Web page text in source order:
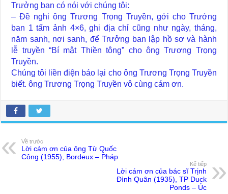
Trưởng ban có nói với chúng tôi:
– Đề nghi ông Trương Trọng Truyền, gởi cho Trưởng
ban 1 tấm ảnh 4×6, ghi địa chỉ cũng như ngày, tháng,
năm sanh, nơi sanh, để Trưởng ban lập hồ sơ và hành
lễ truyền “Bí mật Thiền tông” cho ông Trương Trọng
Truyền.
Chúng tôi liền điện báo lại cho ông Trương Trọng Truyền
biết. ông Trương Trọng Truyền vô cùng cám ơn.
Về trước
Lời cám ơn của ông Từ Quốc
Công (1955), Bordeux – Pháp
Kế tiếp
Lời cám ơn của bác sĩ Trịnh
Đình Quân (1935), TP Duck
Ponds – Úc